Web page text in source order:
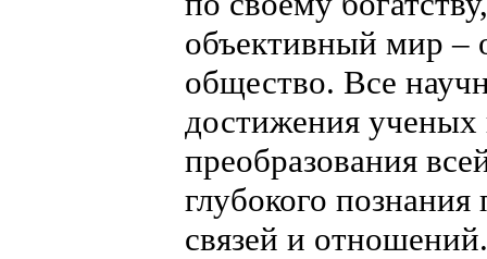
объективный мир
общество. Все
достижения ученых
преобразования
глубокого
связей и отношений.